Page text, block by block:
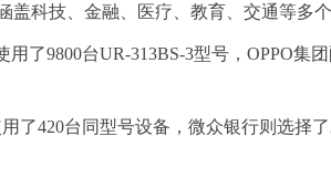
科技、金融、医疗、教育、交通等多个
了9800台UR-313BS-3型号，OPPO集
了420台同型号设备，微众银行则选择